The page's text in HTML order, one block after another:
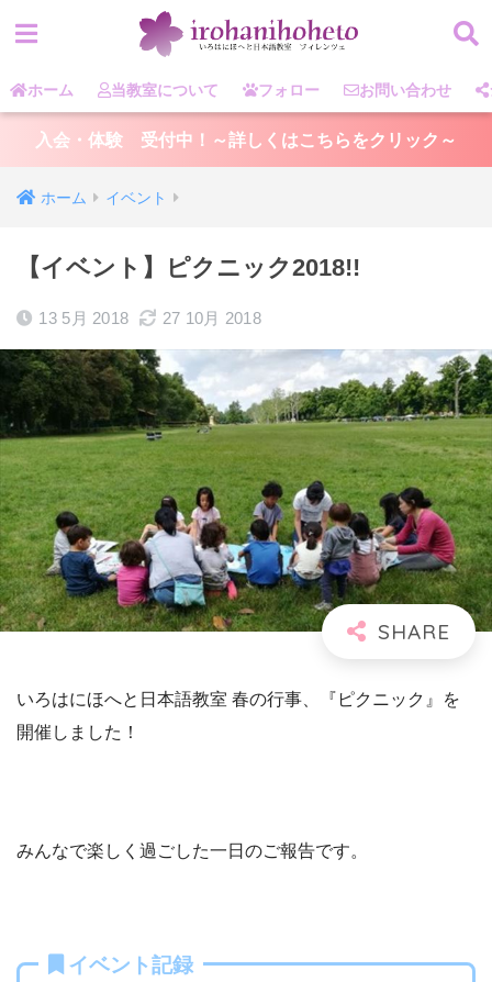
ホーム 当教室について フォロー お問い合わせ
入会・体験 受付中！～詳しくはこちらをクリック～
ホーム イベント
【イベント】ピクニック2018!!
13 5月 2018 27 10月 2018
いろはにほへと日本語教室 春の行事、『ピクニック』を
開催しました！
みんなで楽しく過ごした一日のご報告です。
イベント記録